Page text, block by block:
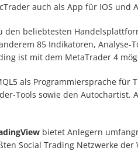
auch als App für IOS und
den beliebtesten
85 Indikatoren, Analyse-
ist mit dem MetaTrader 4
als Programmiersprache für
Tools sowie den Autochartist.
bietet Anlegern
Social Trading Netzwerke